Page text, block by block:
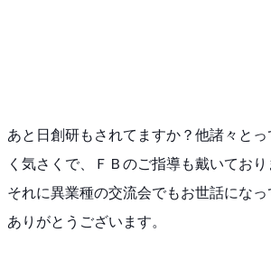
あと日創研もされてますか？他諸々 と
く気さくで、ＦＢのご指導も戴いており
それに異業種の交流会でもお世話にな
ありがとうございます。